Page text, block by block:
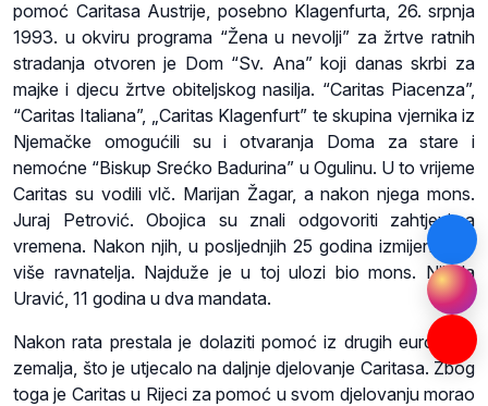
pomoć Caritasa Austrije, posebno Klagenfurta, 26. srpnja
1993. u okviru programa “Žena u nevolji” za žrtve ratnih
stradanja otvoren je Dom “Sv. Ana” koji danas skrbi za
majke i djecu žrtve obiteljskog nasilja. “Caritas Piacenza”,
“Caritas Italiana”, „Caritas Klagenfurt” te skupina vjernika iz
Njemačke omogućili su i otvaranja Doma za stare i
nemoćne “Biskup Srećko Badurina” u Ogulinu. U to vrijeme
Caritas su vodili vlč. Marijan Žagar, a nakon njega mons.
Juraj Petrović. Obojica su znali odgovoriti zahtjevima
vremena. Nakon njih, u posljednjih 25 godina izmijenilo se
više ravnatelja. Najduže je u toj ulozi bio mons. Nikola
Uravić, 11 godina u dva mandata.
Nakon rata prestala je dolaziti pomoć iz drugih europskih
zemalja, što je utjecalo na daljnje djelovanje Caritasa. Zbog
toga je Caritas u Rijeci za pomoć u svom djelovanju morao